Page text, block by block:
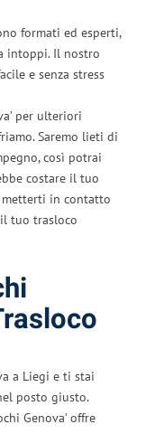
formati ed esperti,
intoppi. Il nostro
e senza stress
per ulteriori
Saremo lieti di
così potrai
costare il tuo
metterti in contatto
tuo trasloco
a Liegi e ti stai
posto giusto.
Genova’ offre